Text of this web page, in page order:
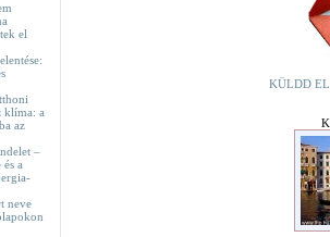
el
klíma: a
az
–
a
neve
KÜLDD